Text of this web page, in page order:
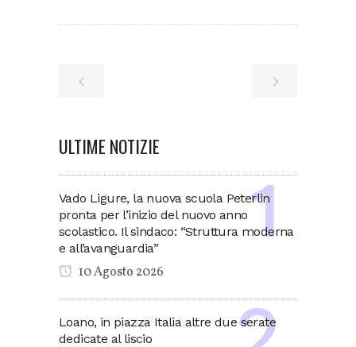
ULTIME NOTIZIE
Vado Ligure, la nuova scuola Peterlin
pronta per l’inizio del nuovo anno
scolastico. Il sindaco: “Struttura moderna
e all’avanguardia”
10 Agosto 2026
Loano, in piazza Italia altre due serate
dedicate al liscio